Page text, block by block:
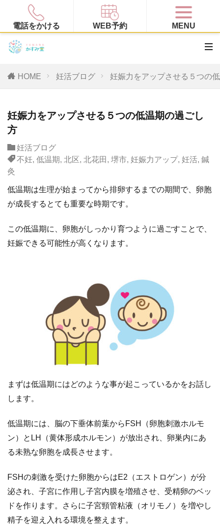
電話をかける WEB予約 MENU
HOME 妊活ブログ 妊娠力をアップさせる５つの
妊娠力をアップさせる５つの低温期の過ごし
方
妊活ブログ
不妊, 低温期, 北区, 北花田 , 堺市, 妊娠力アップ, 妊活, 鍼
灸
低温期は生理が始まってから排卵するまでの期間で、卵胞
が成長するとても重要な時期です。
この低温期に、卵胞がしっかり育つように過ごすことで、
妊娠できる可能性が高くなります。
まずは低温期にはどのような事が起こっているかをお話し
します。
低温期には、脳の下垂体前葉からFSH（卵胞刺激ホルモ
ン）とLH（黄体形成ホルモン）が放出され、卵巣内にあ
る未熟な卵胞を成長させます。
FSHの刺激を受けた卵胞からはE2（エストロゲン）が分
泌され、子宮に作用し子宮内膜を増殖させ、受精卵のベッ
ドを作ります。さらに子宮頸管粘液（オリモノ）を増やし
精子を迎え入れる環境を整えます。